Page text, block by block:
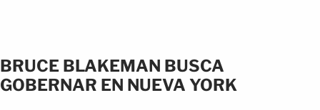
BRUCE BLAKEMAN BUSCA
GOBERNAR EN NUEVA YORK